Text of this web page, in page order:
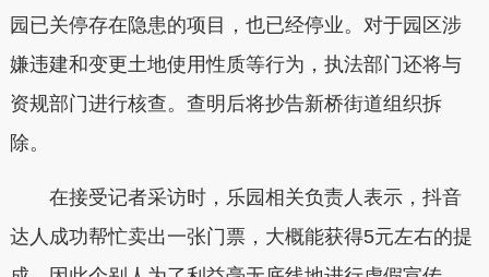
园已关停存在隐患的项目，也已经停业。对于园区涉
嫌违建和变更土地使用性质等行为，执法部门还将与
资规部门进行核查。查明后将抄告新桥街道组织拆
除。
在接受记者采访时，乐园相关负责人表示，抖音
达人成功帮忙卖出一张门票，大概能获得5元左右的提